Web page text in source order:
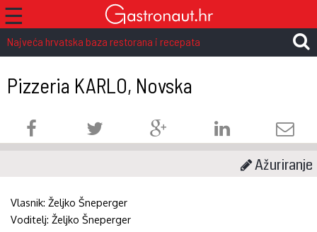
☰
Najveća hrvatska baza restorana i recepata
Pizzeria KARLO, Novska
Ažuriranje
Vlasnik:Željko Šneperger
Voditelj:Željko Šneperger